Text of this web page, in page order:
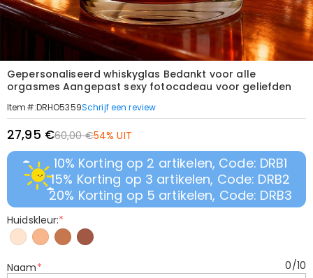
Gepersonaliseerd whiskyglas Bedankt voor alle
orgasmes Aangepast sexy fotocadeau voor geliefden
Item#:DRHO5359Schrijf een review
27,95 €60,00 €54% UIT
10% Korting op 2 artikelen, Code: DRB1
15% Korting op 3 artikelen, Code: DRB2
20% Korting op 5 artikelen, Code: DRB3
Huidskleur:*
Naam* 0/10